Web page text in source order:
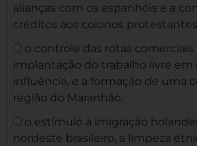
alianças com os espanhóis e a
créditos aos colonos protestantes.
o controle das rotas comerciais
implantação do trabalho livre em
influência, e a formação de uma
região do Maranhão.
o estímulo à imigração
nordeste brasileiro, a limpeza